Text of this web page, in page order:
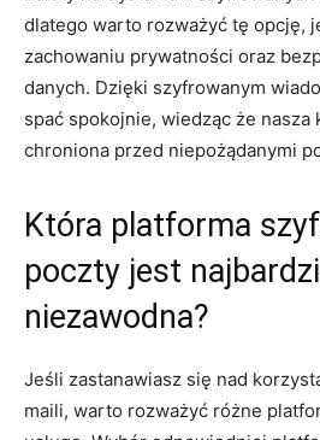
dlatego warto rozważyć tę opcję,
zachowaniu prywatności oraz
danych. Dzięki szyfrowanym
spać spokojnie, wiedząc że
chroniona przed niepożądanymi
Która platforma
poczty jest
niezawodna?
Jeśli zastanawiasz się nad
maili, warto rozważyć różne